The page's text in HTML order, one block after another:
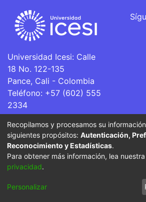
Universidad Icesi: Calle
18 No. 122-135
Pance, Cali - Colombia
Teléfono: +57 (602) 555
2334
ventanillaunica@icesi.edu.co
La Universidad Icesi es una
Superior que se encuentra sujeta a
por parte del Ministerio de
Cookie
End
Recopilamos y procesamos su
siguientes propósitos: Autenticación,
Reconocimiento y Estadísticas.
Para obtener más información, lea nuestra
privacidad.
Personalizar